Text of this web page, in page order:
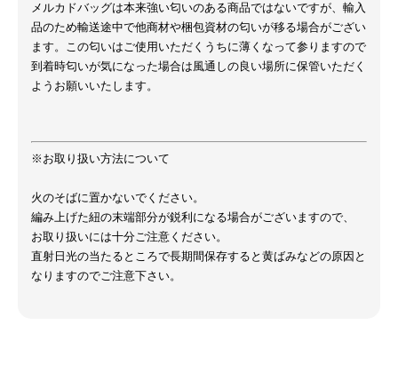
メルカドバッグは本来強い匂いのある商品ではないですが、輸入
品のため輸送途中で他商材や梱包資材の匂いが移る場合がござい
ます。この匂いはご使用いただくうちに薄くなって参りますので
到着時匂いが気になった場合は風通しの良い場所に保管いただく
ようお願いいたします。
※お取り扱い方法について
火のそばに置かないでください。
編み上げた紐の末端部分が鋭利になる場合がございますので、
お取り扱いには十分ご注意ください。
直射日光の当たるところで長期間保存すると黄ばみなどの原因と
なりますのでご注意下さい。